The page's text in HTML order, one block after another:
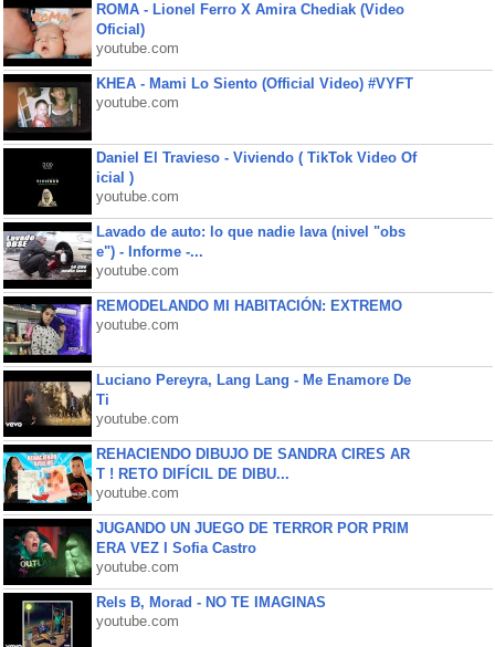
ROMA - Lionel Ferro X Amira Chediak (Video
Oficial)
youtube.com
KHEA - Mami Lo Siento (Official Video) #VYFT
youtube.com
Daniel El Travieso - Viviendo ( TikTok Video Of
icial )
youtube.com
Lavado de auto: lo que nadie lava (nivel "obs
e") - Informe -...
youtube.com
REMODELANDO MI HABITACIÓN: EXTREMO
youtube.com
Luciano Pereyra, Lang Lang - Me Enamore De
Ti
youtube.com
REHACIENDO DIBUJO DE SANDRA CIRES AR
T ! RETO DIFÍCIL DE DIBU...
youtube.com
JUGANDO UN JUEGO DE TERROR POR PRIM
ERA VEZ l Sofia Castro
youtube.com
Rels B, Morad - NO TE IMAGINAS
youtube.com